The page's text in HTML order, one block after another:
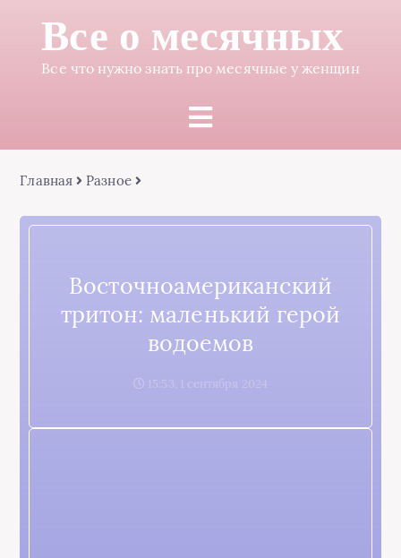
Все о месячных
Все что нужно знать про месячные у женщин
Главная Разное
Восточноамериканский
тритон: маленький герой
водоемов
15:53, 1 сентября 2024